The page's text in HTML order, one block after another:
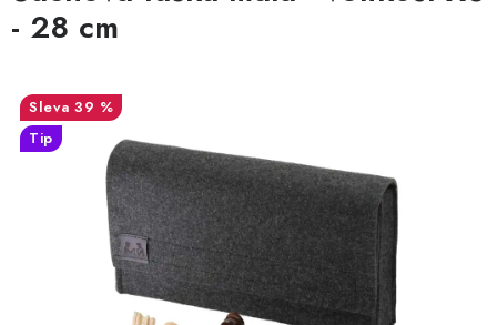
ŠACHOVÉ HODINY
ŠACHOVÉ KNIHY
ŠACHOVÝ ANTIKVARIÁT
ONLINE ŠACHY
- 28 cm
39 %
Tip